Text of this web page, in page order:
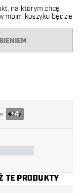
na którym chcę
moim koszyku będzie
+4
TE PRODUKTY